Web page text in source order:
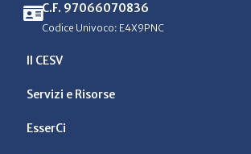
C.F. 97066070836
Codice Univoco: E4X9PNC
Il CESV
Servizi e Risorse
EsserCi